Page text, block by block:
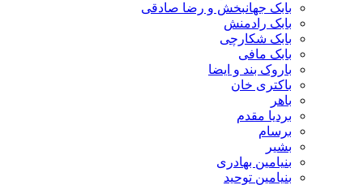
بابک جهانبخش و رضا صادقی
بابک رادمنش
بابک شکارچی
بابک مافی
باروک بند و ایضا
باکتری خان
باهر
بردیا مقدم
برسام
بشیر
بنیامین بهادری
بنیامین توحید